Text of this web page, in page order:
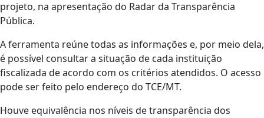
projeto, na apresentação do Radar da Transparência
Pública.
A ferramenta reúne todas as informações e, por meio dela,
é possível consultar a situação de cada instituição
fiscalizada de acordo com os critérios atendidos. O acesso
pode ser feito pelo endereço do TCE/MT.
Houve equivalência nos níveis de transparência dos